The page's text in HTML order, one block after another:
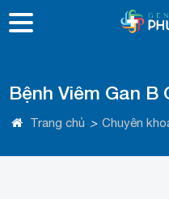
Bệnh Viêm Gan B
Trang chủ > Chuyên